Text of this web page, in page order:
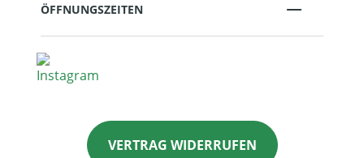
ÖFFNUNGSZEITEN
VERTRAG WIDERRUFEN